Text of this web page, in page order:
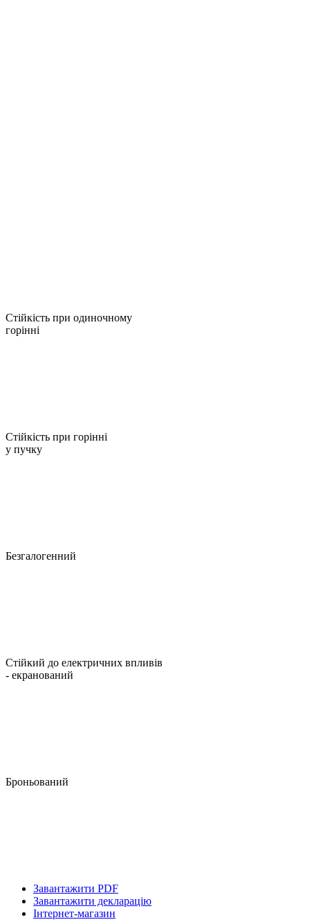
Стійкість при одиночному
горінні
Стійкість при горінні
у пучку
Безгалогенний
Стійкий до електричних впливів
- екранований
Броньований
Завантажити PDF
Завантажити декларацію
Інтернет-магазин